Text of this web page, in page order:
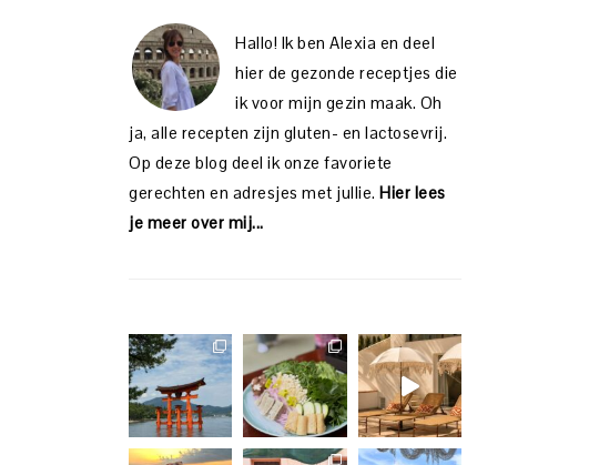
Hallo! Ik ben Alexia en deel
hier de gezonde receptjes die
ik voor mijn gezin maak. Oh
ja, alle recepten zijn gluten- en lactosevrij.
Op deze blog deel ik onze favoriete
gerechten en adresjes met jullie. Hier lees
je meer over mij...